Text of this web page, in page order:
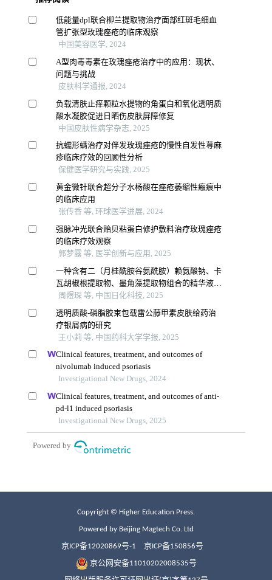
Copyright © Higher Education Press.
Powered by Beijing Magtech Co. Ltd
京ICP备12020869号-1 京ICP备150856号
京公网安备11010202008535号